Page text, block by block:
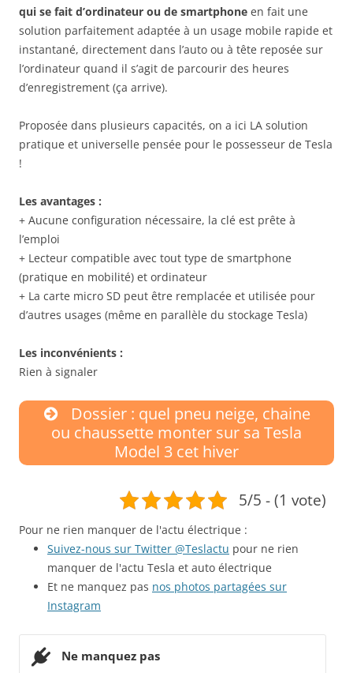
qui se fait d’ordinateur ou de smartphone en fait une
solution parfaitement adaptée à un usage mobile rapide et
instantané, directement dans l’auto ou à tête reposée sur
l’ordinateur quand il s’agit de parcourir des heures
d’enregistrement (ça arrive).
Proposée dans plusieurs capacités, on a ici LA solution
pratique et universelle pensée pour le possesseur de Tesla
!
Les avantages :
+ Aucune configuration nécessaire, la clé est prête à
l’emploi
+ Lecteur compatible avec tout type de smartphone
(pratique en mobilité) et ordinateur
+ La carte micro SD peut être remplacée et utilisée pour
d’autres usages (même en parallèle du stockage Tesla)
Les inconvénients :
Rien à signaler
Dossier : quel pneu neige, chaine
ou chaussette monter sur sa Tesla
Model 3 cet hiver
5/5 - (1 vote)
Pour ne rien manquer de l'actu électrique :
Suivez-nous sur Twitter @Teslactu pour ne rien
manquer de l'actu Tesla et auto électrique
Et ne manquez pas nos photos partagées sur
Instagram
Ne manquez pas